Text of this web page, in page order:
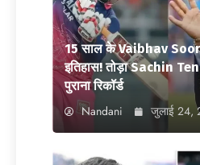
15 साल के Vaibhav
इतिहास! तोड़ा Sachin
पुराना रिकॉर्ड
Nandani जुलाई 24,